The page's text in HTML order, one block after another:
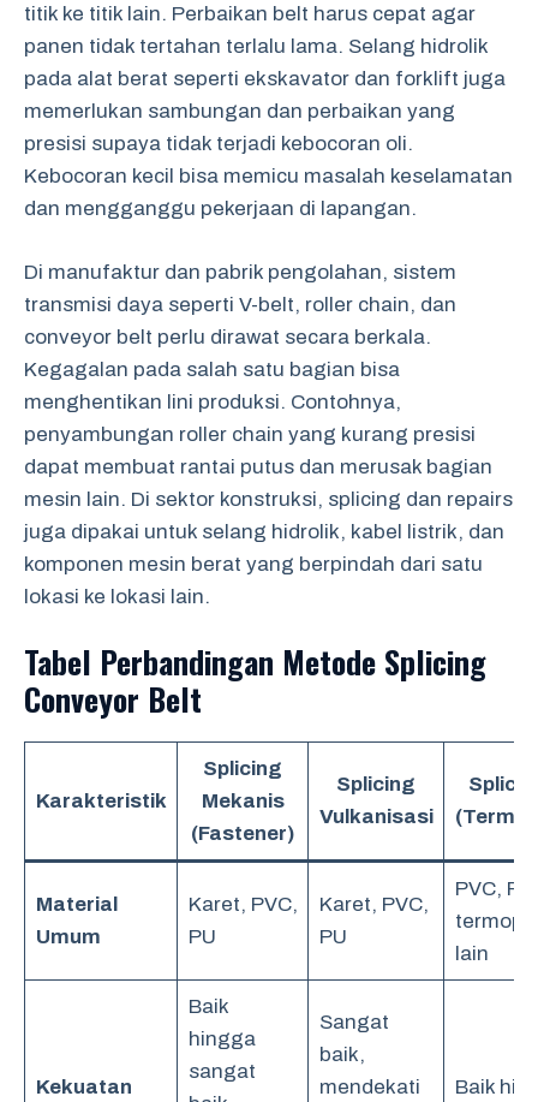
titik ke titik lain. Perbaikan belt harus cepat agar
panen tidak tertahan terlalu lama. Selang hidrolik
pada alat berat seperti ekskavator dan forklift juga
memerlukan sambungan dan perbaikan yang
presisi supaya tidak terjadi kebocoran oli.
Kebocoran kecil bisa memicu masalah keselamatan
dan mengganggu pekerjaan di lapangan.
Di manufaktur dan pabrik pengolahan, sistem
transmisi daya seperti V-belt, roller chain, dan
conveyor belt perlu dirawat secara berkala.
Kegagalan pada salah satu bagian bisa
menghentikan lini produksi. Contohnya,
penyambungan roller chain yang kurang presisi
dapat membuat rantai putus dan merusak bagian
mesin lain. Di sektor konstruksi, splicing dan repairs
juga dipakai untuk selang hidrolik, kabel listrik, dan
komponen mesin berat yang berpindah dari satu
lokasi ke lokasi lain.
Tabel Perbandingan Metode Splicing
Conveyor Belt
Karakteristik
Splicing
Mekanis
(Fastener)
Splicing
Vulkanisasi
Material
Umum
Karet, PVC,
PU
Karet, PVC,
PU
PVC,
lain
Kekuatan
Baik
hingga
sangat
Sangat
baik,
mendekati
Baik